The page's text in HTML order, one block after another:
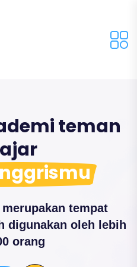
teman
tempat
digunakan oleh lebih
orang